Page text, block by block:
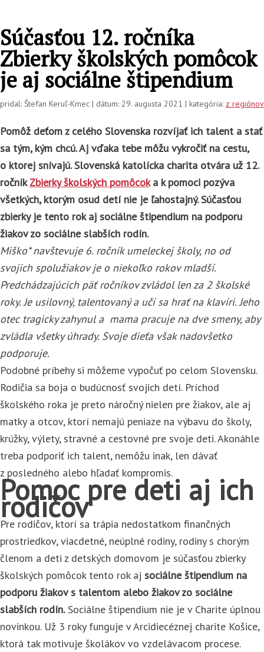
Súčasťou 12. ročníka
Zbierky školských pomôcok
je aj sociálne štipendium
pridal: Štefan Keruľ-Kmec | dátum: 29. augusta 2021 | kategória: z regiónov
Pomôž deťom z celého Slovenska rozvíjať ich talent a stať
sa tým, kým chcú. Aj vďaka tebe môžu vykročiť na cestu,
o ktorej snívajú. Slovenská katolícka charita otvára už 12.
ročníkZbierky školských pomôcoka k pomoci pozýva
všetkých, ktorým osud detí nie je ľahostajný. Súčasťou
zbierky je tento rok aj sociálne štipendium na podporu
žiakov zo sociálne slabších rodín.
Miško* navštevuje 6. ročník umeleckej školy, no od
svojich spolužiakov je o niekoľko rokov mladší.
Predchádzajúcich päť ročníkov zvládol len za 2 školské
roky. Je usilovný, talentovaný a učí sa hrať na klavíri. Jeho
otec tragicky zahynul a mama pracuje na dve smeny, aby
zvládla všetky úhrady. Svoje dieťa však nadovšetko
podporuje.
Podobné príbehy si môžeme vypočuť po celom Slovensku.
Rodičia sa boja o budúcnosť svojich detí. Príchod
školského roka je preto náročný nielen pre žiakov, ale aj
matky a otcov, ktorí nemajú peniaze na výbavu do školy,
krúžky, výlety, stravné a cestovné pre svoje deti. Akonáhle
treba podporiť ich talent, nemôžu inak, len dávať
z posledného alebo hľadať kompromis.
Pomoc pre deti aj ich
rodičov
Pre rodičov, ktorí sa trápia nedostatkom finančných
prostriedkov, viacdetné, neúplné rodiny, rodiny s chorým
členom a deti z detských domovom je súčasťou zbierky
školských pomôcok tento rok aj sociálne štipendium na
podporu žiakov s talentom alebo žiakov zo sociálne
slabších rodín.Sociálne štipendium nie je v Charite úplnou
novinkou. Už 3 roky funguje v Arcidiecéznej charite Košice,
ktorá tak motivuje školákov vo vzdelávacom procese.